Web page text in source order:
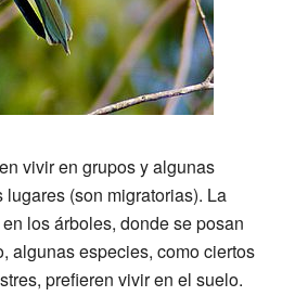
vivir en grupos y algunas
(son migratorias). La
los árboles, donde se posan
algunas especies, como ciertos
prefieren vivir en el suelo.